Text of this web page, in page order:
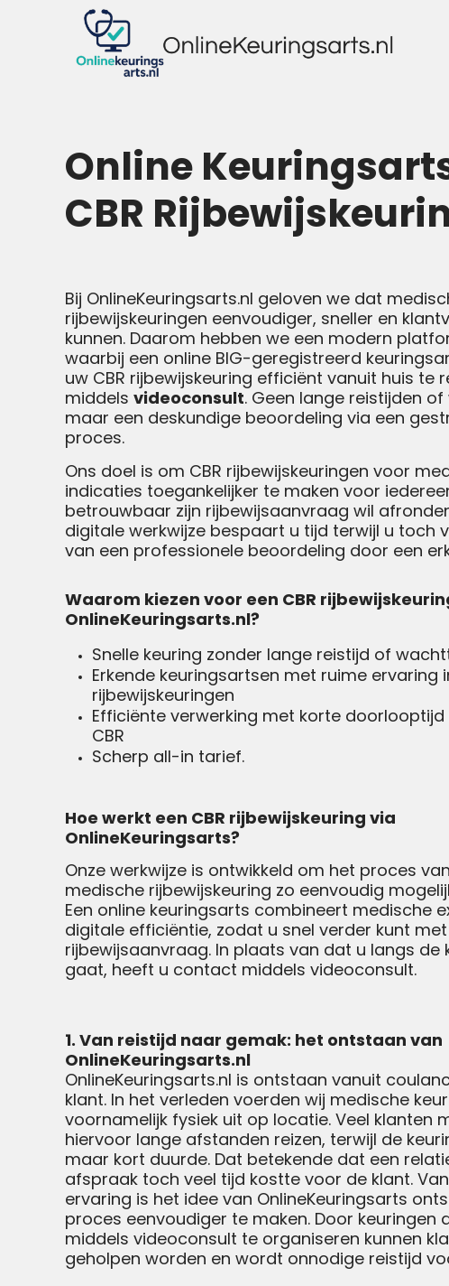
Hoe werkt een CBR rijbewijskeuring via
OnlineKeuringsarts?
Onze werkwijze is ontwikkeld om het proces
medische rijbewijskeuring zo eenvoudig
Een online keuringsarts combineert medische
digitale efficiëntie, zodat u snel verder kunt
rijbewijsaanvraag. In plaats van dat u langs de
gaat, heeft u contact middels videoconsult.
1. Van reistijd naar gemak: het ontstaan van
OnlineKeuringsarts.nl
OnlineKeuringsarts.nl is ontstaan vanuit
klant. In het verleden voerden wij medische
voornamelijk fysiek uit op locatie. Veel klanten
hiervoor lange afstanden reizen, terwijl de
maar kort duurde. Dat betekende dat een
afspraak toch veel tijd kostte voor de klant.
ervaring is het idee van OnlineKeuringsarts
proces eenvoudiger te maken. Door keuringen
middels videoconsult te organiseren kunnen
geholpen worden en wordt onnodige reistijd
Online
CBR
Bij OnlineKeuringsarts.nl geloven we dat
rijbewijskeuringen eenvoudiger, sneller en
kunnen. Daarom hebben we een modern
waarbij een online BIG-geregistreerd
uw CBR rijbewijskeuring efficiënt vanuit huis te
middels videoconsult. Geen lange reistijden
maar een deskundige beoordeling via een
proces.
Ons doel is om CBR rijbewijskeuringen voor
indicaties toegankelijker te maken voor
betrouwbaar zijn rijbewijsaanvraag wil
digitale werkwijze bespaart u tijd terwijl u toch
van een professionele beoordeling door een
Waarom kiezen voor een CBR
OnlineKeuringsarts.nl?
Snelle keuring zonder lange reistijd of
Erkende keuringsartsen met ruime ervaring
rijbewijskeuringen
Efficiënte verwerking met korte
CBR
Scherp all-in tarief.